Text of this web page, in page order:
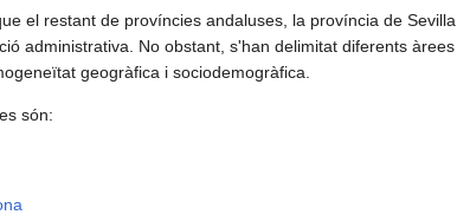
el restant de províncies andaluses, la província de Sevilla
administrativa. No obstant, s'han delimitat diferents àrees
geogràfica i sociodemogràfica.
són: